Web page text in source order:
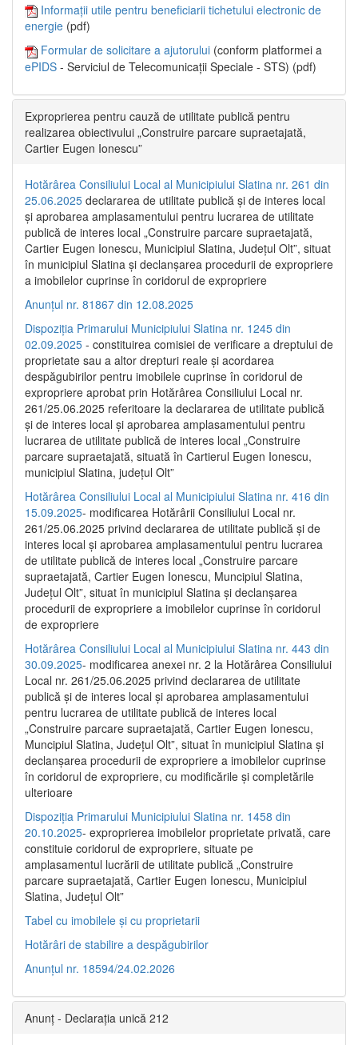
Informații utile pentru beneficiarii tichetului electronic de
energie (pdf)
Formular de solicitare a ajutorului (conform platformei a
ePIDS - Serviciul de Telecomunicații Speciale - STS) (pdf)
Exproprierea pentru cauză de utilitate publică pentru
realizarea obiectivului „Construire parcare supraetajată,
Cartier Eugen Ionescu”
Hotărârea Consiliului Local al Municipiului Slatina nr. 261 din
25.06.2025 declararea de utilitate publică și de interes local
și aprobarea amplasamentului pentru lucrarea de utilitate
publică de interes local „Construire parcare supraetajată,
Cartier Eugen Ionescu, Municipiul Slatina, Județul Olt”, situat
în municipiul Slatina și declanșarea procedurii de expropriere
a imobilelor cuprinse în coridorul de expropriere
Anunțul nr. 81867 din 12.08.2025
Dispoziția Primarului Municipiului Slatina nr. 1245 din
02.09.2025 - constituirea comisiei de verificare a dreptului de
proprietate sau a altor drepturi reale și acordarea
despăgubirilor pentru imobilele cuprinse în coridorul de
expropriere aprobat prin Hotărârea Consiliului Local nr.
261/25.06.2025 referitoare la declararea de utilitate publică
și de interes local și aprobarea amplasamentului pentru
lucrarea de utilitate publică de interes local „Construire
parcare supraetajată, situată în Cartierul Eugen Ionescu,
municipiul Slatina, județul Olt”
Hotărârea Consiliului Local al Municipiului Slatina nr. 416 din
15.09.2025- modificarea Hotărârii Consiliului Local nr.
261/25.06.2025 privind declararea de utilitate publică și de
interes local și aprobarea amplasamentului pentru lucrarea
de utilitate publică de interes local „Construire parcare
supraetajată, Cartier Eugen Ionescu, Muncipiul Slatina,
Județul Olt”, situat în municipiul Slatina și declanșarea
procedurii de expropriere a imobilelor cuprinse în coridorul
de expropriere
Hotărârea Consiliului Local al Municipiului Slatina nr. 443 din
30.09.2025- modificarea anexei nr. 2 la Hotărârea Consiliului
Local nr. 261/25.06.2025 privind declararea de utilitate
publică şi de interes local şi aprobarea amplasamentului
pentru lucrarea de utilitate publică de interes local
„Construire parcare supraetajată, Cartier Eugen Ionescu,
Muncipiul Slatina, Judeţul Olt”, situat în municipiul Slatina şi
declanşarea procedurii de expropriere a imobilelor cuprinse
în coridorul de expropriere, cu modificările şi completările
ulterioare
Dispoziția Primarului Municipiului Slatina nr. 1458 din
20.10.2025- exproprierea imobilelor proprietate privată, care
constituie coridorul de expropriere, situate pe
amplasamentul lucrării de utilitate publică „Construire
parcare supraetajată, Cartier Eugen Ionescu, Municipiul
Slatina, Județul Olt”
Tabel cu imobilele și cu proprietarii
Hotărâri de stabilire a despăgubirilor
Anunțul nr. 18594/24.02.2026
Anunț - Declarația unică 212